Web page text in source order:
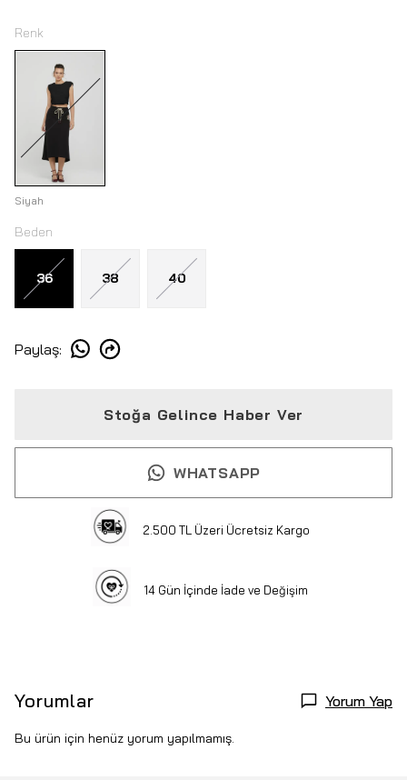
Renk
Siyah
Beden
36 38 40
Paylaş:
Stoğa Gelince Haber Ver
WHATSAPP
2.500 TL Üzeri Ücretsiz Kargo
14 Gün İçinde İade ve Değişim
Yorumlar Yorum Yap
Bu ürün için henüz yorum yapılmamış.